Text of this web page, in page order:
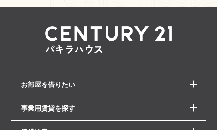
お部屋を借りたい
事業用賃貸を探す